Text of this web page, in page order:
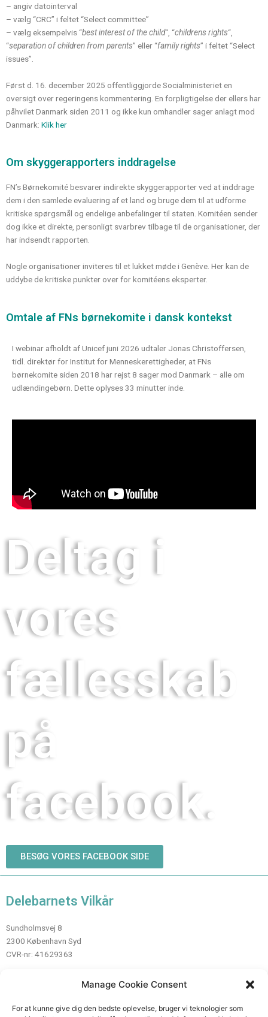
Manage Cookie Consent
For at kunne give dig den bedste oplevelse, bruger vi teknologier som
– angiv datointerval
– vælg “CRC” i feltet “Select committee”
– vælg eksempelvis “best interest of the child“, “childrens rights“,
“separation of children from parents” eller “family rights” i feltet “Select
issues”.
Først d. 16. december 2025 offentliggjorde Socialministeriet en
oversigt over regeringens kommentering. En forpligtigelse der ellers har
påhvilet Danmark siden 2011 og ikke kun omhandler sager anlagt mod
Danmark: Klik her
Om skyggerapporters inddragelse
FN’s Børnekomité besvarer indirekte skyggerapporter ved at inddrage
dem i den samlede evaluering af et land og bruge dem til at udforme
kritiske spørgsmål og endelige anbefalinger til staten. Komitéen sender
dog ikke et direkte, personligt svarbrev tilbage til de organisationer, der
har indsendt rapporten.
Nogle organisationer inviteres til et lukket møde i Genève. Her kan de
uddybe de kritiske punkter over for komitéens eksperter.
Omtale af FNs børnekomite i dansk kontekst
I webinar afholdt af Unicef juni 2026 udtaler Jonas Christoffersen,
tidl. direktør for Institut for Menneskerettigheder, at FNs
børnekomite siden 2018 har rejst 8 sager mod Danmark – alle om
udlændingebørn. Dette oplyses 33 minutter inde.
Deltag i
vores
fællesskab
på
facebook.
BESØG VORES FACEBOOK SIDE
Delebarnets Vilkår
Sundholmsvej 8
2300 København Syd
CVR-nr: 41629363